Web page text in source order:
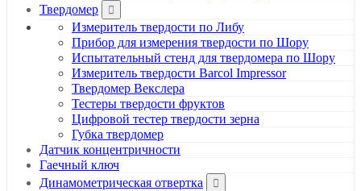
Твердомер
Измеритель твердости по Либу
Прибор для измерения твердости по Шору
Испытательный стенд для твердомера по Шору
Измеритель твердости Barcol Impressor
Твердомер Векслера
Тестеры твердости фруктов
Цифровой тестер твердости зерна
Губка твердомер
Датчик концентричности
Гаечный ключ
Динамометрическая отвертка